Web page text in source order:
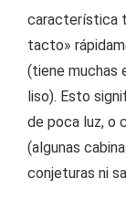
característica
tacto»
(tiene muchas
liso). Esto
de poca luz, o
(algunas
conjeturas ni